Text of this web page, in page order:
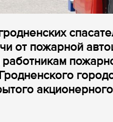
от пожарной